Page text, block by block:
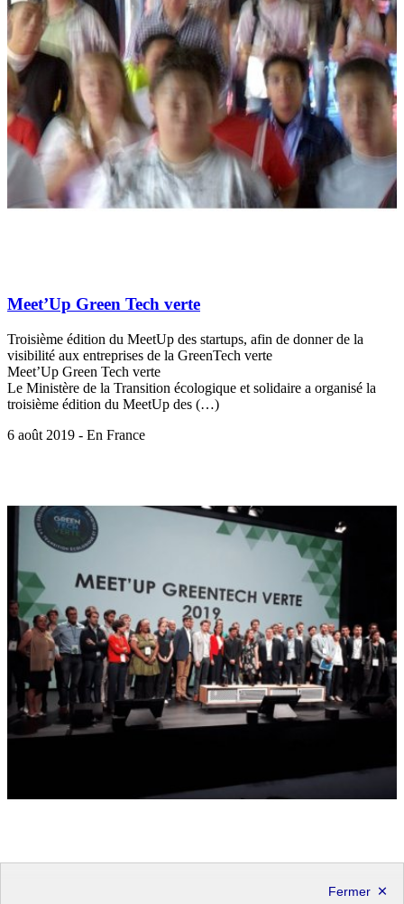
Meet’Up Green Tech verte
Troisième édition du MeetUp des startups, afin de donner de la
visibilité aux entreprises de la GreenTech verte
Meet’Up Green Tech verte
Le Ministère de la Transition écologique et solidaire a organisé la
troisième édition du MeetUp des (…)
6 août 2019 - En France